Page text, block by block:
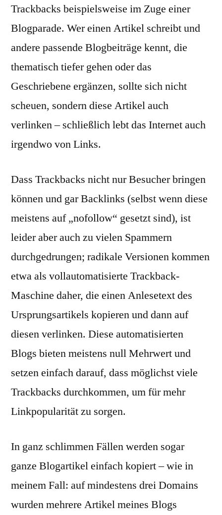
Trackbacks beispielsweise im Zuge einer
Blogparade. Wer einen Artikel schreibt und
andere passende Blogbeiträge kennt, die
thematisch tiefer gehen oder das
Geschriebene ergänzen, sollte sich nicht
scheuen, sondern diese Artikel auch
verlinken – schließlich lebt das Internet auch
irgendwo von Links.
Dass Trackbacks nicht nur Besucher bringen
können und gar Backlinks (selbst wenn diese
meistens auf „nofollow“ gesetzt sind), ist
leider aber auch zu vielen Spammern
durchgedrungen; radikale Versionen kommen
etwa als vollautomatisierte Trackback-
Maschine daher, die einen Anlesetext des
Ursprungsartikels kopieren und dann auf
diesen verlinken. Diese automatisierten
Blogs bieten meistens null Mehrwert und
setzen einfach darauf, dass möglichst viele
Trackbacks durchkommen, um für mehr
Linkpopularität zu sorgen.
In ganz schlimmen Fällen werden sogar
ganze Blogartikel einfach kopiert – wie in
meinem Fall: auf mindestens drei Domains
wurden mehrere Artikel meines Blogs